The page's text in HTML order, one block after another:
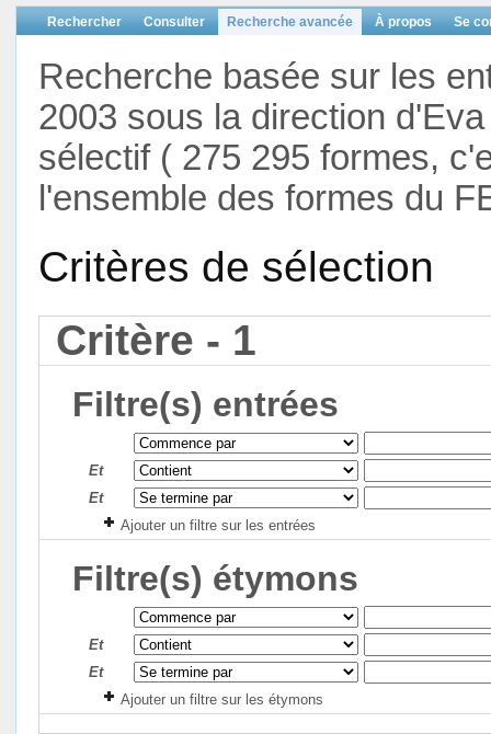
Rechercher Consulter Recherche avancée À propos Se
Recherche basée sur les
2003 sous la direction
sélectif ( 275 295 formes,
l'ensemble des formes du
Critères de sélection
Critère - 1
Filtre(s) entrées
Et
Et
Ajouter un filtre sur les entrées
Filtre(s) étymons
Et
Et
Ajouter un filtre sur les étymons